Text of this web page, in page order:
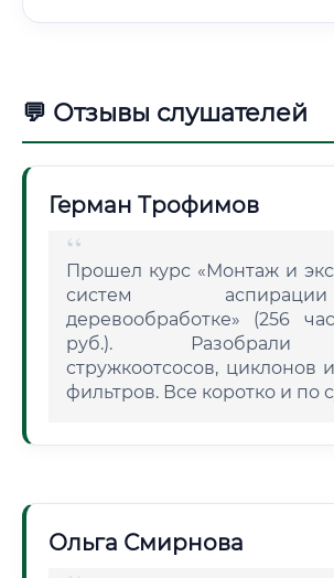
💬 Отзывы слушателей
Герман Трофимов
Прошел курс «Монтаж и
систем
деревообработке» (256
руб.). Разобрали
стружкоотсосов, циклонов
фильтров. Все коротко и по
Ольга Смирнова